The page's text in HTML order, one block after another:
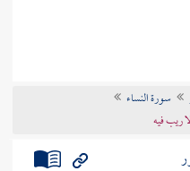
سورة النساء
ريب فيه